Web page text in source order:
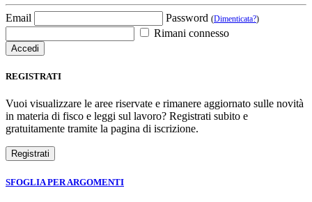
Email Password (Dimenticata?)
Rimani connesso
REGISTRATI
Vuoi visualizzare le aree riservate e rimanere aggiornato sulle novità
in materia di fisco e leggi sul lavoro? Registrati subito e
gratuitamente tramite la pagina di iscrizione.
SFOGLIA PER ARGOMENTI